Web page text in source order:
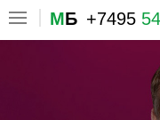
МБ +7495